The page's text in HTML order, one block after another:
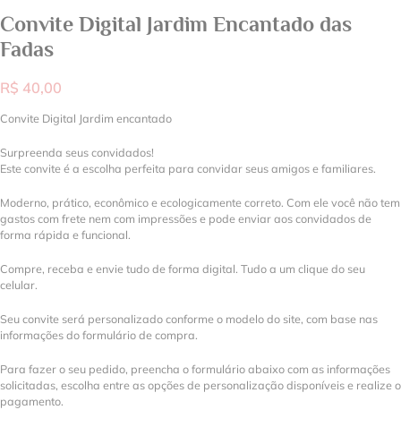
Convite Digital Jardim Encantado das
Fadas
R$ 40,00
Convite Digital Jardim encantado
Surpreenda seus convidados!
Este convite é a escolha perfeita para convidar seus amigos e familiares.
Moderno, prático, econômico e ecologicamente correto. Com ele você não tem
gastos com frete nem com impressões e pode enviar aos convidados de
forma rápida e funcional.
Compre, receba e envie tudo de forma digital. Tudo a um clique do seu
celular.
Seu convite será personalizado conforme o modelo do site, com base nas
informações do formulário de compra.
Para fazer o seu pedido, preencha o formulário abaixo com as informações
solicitadas, escolha entre as opções de personalização disponíveis e realize o
pagamento.